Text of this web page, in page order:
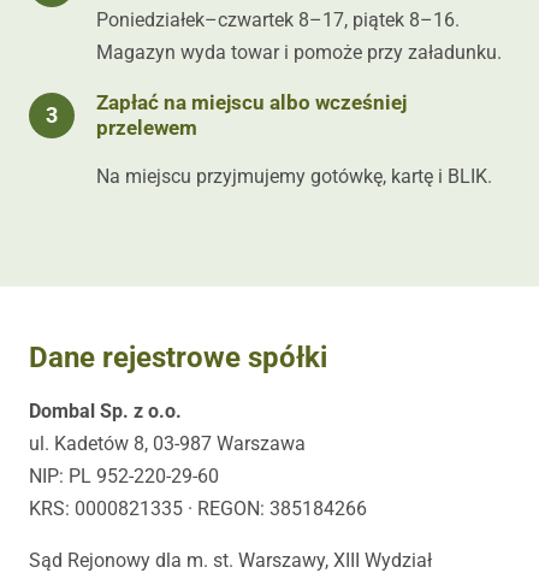
Poniedziałek–czwartek 8–17, piątek 8–16.
Magazyn wyda towar i pomoże przy załadunku.
Zapłać na miejscu albo wcześniej
przelewem
Na miejscu przyjmujemy gotówkę, kartę i BLIK.
Dane rejestrowe spółki
Dombal Sp. z o.o.
ul. Kadetów 8, 03-987 Warszawa
NIP: PL 952-220-29-60
KRS: 0000821335 · REGON: 385184266
Sąd Rejonowy dla m. st. Warszawy, XIII Wydział